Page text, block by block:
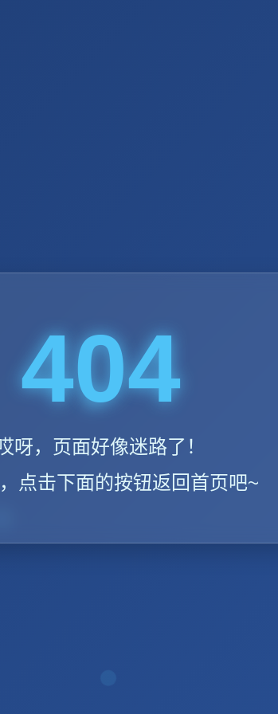
404
呀，页面好像迷路了！
点击下面的按钮返回首页吧~